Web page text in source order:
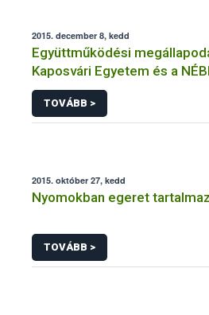
2015. december 8, kedd
Együttműködési
Kaposvári Egyetem és a
TOVÁBB >
2015. október 27, kedd
Nyomokban egeret
TOVÁBB >